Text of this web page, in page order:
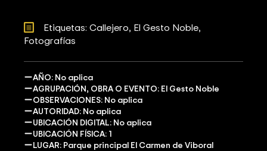
Etiquetas: Callejero El Gesto Noble
Fotografías
AÑO: No aplica
AGRUPACIÓN, OBRA O EVENTO: El Gesto Noble
OBSERVACIONES: No aplica
AUTORIDAD: No aplica
UBICACIÓN DIGITAL: No aplica
UBICACIÓN FÍSICA: 1
LUGAR: Parque principal El Carmen de Viboral